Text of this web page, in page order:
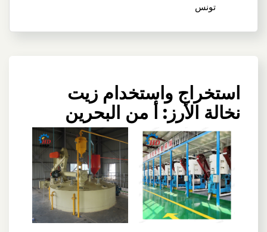
تونس
استخراج واستخدام زيت
نخالة الأرز: أ من البحرين